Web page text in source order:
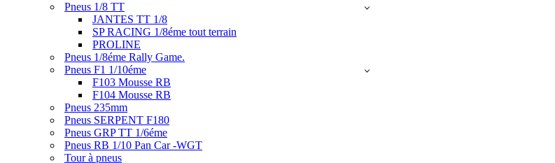
Pneus 1/8 TT
JANTES TT 1/8
SP RACING 1/8éme tout terrain
PROLINE
Pneus 1/8éme Rally Game.
Pneus F1 1/10éme
F103 Mousse RB
F104 Mousse RB
Pneus 235mm
Pneus SERPENT F180
Pneus GRP TT 1/6éme
Pneus RB 1/10 Pan Car -WGT
Tour à pneus